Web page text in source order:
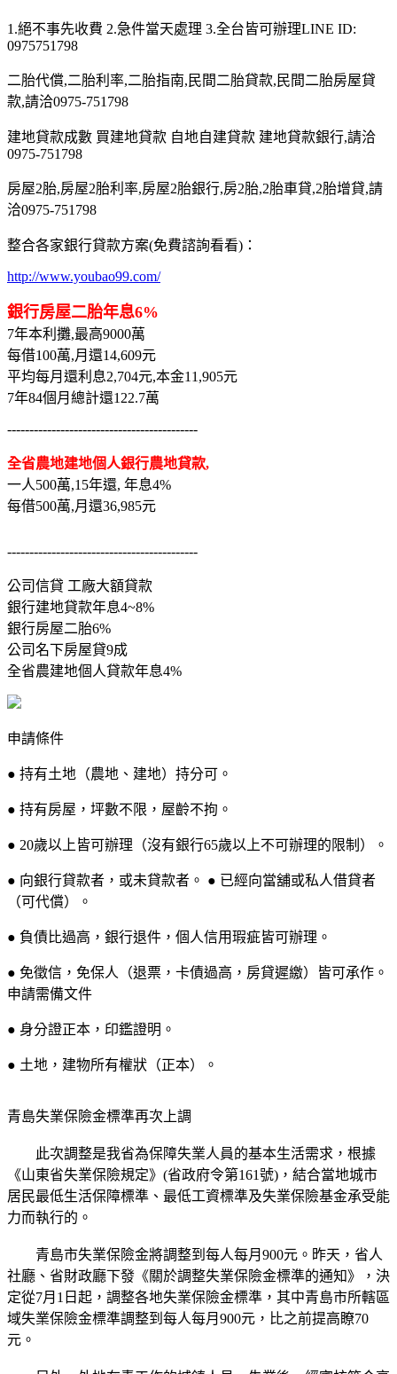
1.絕不事先收費 2.急件當天處理 3.全台皆可辦理LINE ID:
0975751798
二胎代償,二胎利率,二胎指南,民間二胎貸款,民間二胎房屋貸
款,請洽0975-751798
建地貸款成數 買建地貸款 自地自建貸款 建地貸款銀行,請洽
0975-751798
房屋2胎,房屋2胎利率,房屋2胎銀行,房2胎,2胎車貸,2胎增貸,請
洽0975-751798
整合各家銀行貸款方案(免費諮詢看看)：
http://www.youbao99.com/
銀行房屋二胎年息6%
7年本利攤,最高9000萬
每借100萬,月還14,609元
平均每月還利息2,704元,本金11,905元
7年84個月總計還122.7萬
-------------------------------------------
全省農地建地個人銀行農地貸款,
一人500萬,15年還, 年息4%
每借500萬,月還36,985元
-------------------------------------------
公司信貸 工廠大額貸款
銀行建地貸款年息4~8%
銀行房屋二胎6%
公司名下房屋貸9成
全省農建地個人貸款年息4%
申請條件
● 持有土地（農地、建地）持分可。
● 持有房屋，坪數不限，屋齡不拘。
● 20歲以上皆可辦理（沒有銀行65歲以上不可辦理的限制）。
● 向銀行貸款者，或未貸款者。 ● 已經向當舖或私人借貸者
（可代償）。
● 負債比過高，銀行退件，個人信用瑕疵皆可辦理。
● 免徵信，免保人（退票，卡債過高，房貸遲繳）皆可承作。
申請需備文件
● 身分證正本，印鑑證明。
● 土地，建物所有權狀（正本）。
青島失業保險金標準再次上調
此次調整是我省為保障失業人員的基本生活需求，根據
《山東省失業保險規定》(省政府令第161號)，結合當地城市
居民最低生活保障標準、最低工資標準及失業保險基金承受能
力而執行的。
青島市失業保險金將調整到每人每月900元。昨天，省人
社廳、省財政廳下發《關於調整失業保險金標準的通知》，決
定從7月1日起，調整各地失業保險金標準，其中青島市所轄區
域失業保險金標準調整到每人每月900元，比之前提高瞭70
元。